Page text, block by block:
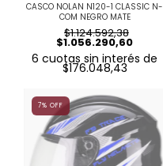
CASCO NOLAN N120-1 CLASSIC N-
COM NEGRO MATE
$1.056.290,60
$1.124.592,38
6 cuotas sin interés de
$176.048,43
7% OFF